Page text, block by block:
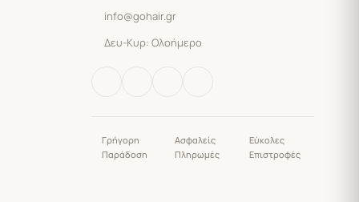
info@gohair.gr
Δευ-Κυρ: Ολοήμερο
Γρήγορη
Παράδοση
Ασφαλείς
Πληρωμές
Εύκολες
Επιστροφές